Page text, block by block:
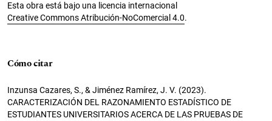
Esta obra está bajo una licencia internacional
Creative Commons Atribución-NoComercial 4.0.
Cómo citar
Inzunsa Cazares, S., & Jiménez Ramírez, J. V. (2023).
CARACTERIZACIÓN DEL RAZONAMIENTO ESTADÍSTICO DE
ESTUDIANTES UNIVERSITARIOS ACERCA DE LAS PRUEBAS DE